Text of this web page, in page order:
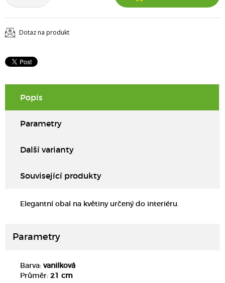
Dotaz na produkt
Popis
Parametry
Další varianty
Související produkty
Elegantní obal na květiny určený do interiéru.
Parametry
Barva: vanilková
Průměr: 21 cm